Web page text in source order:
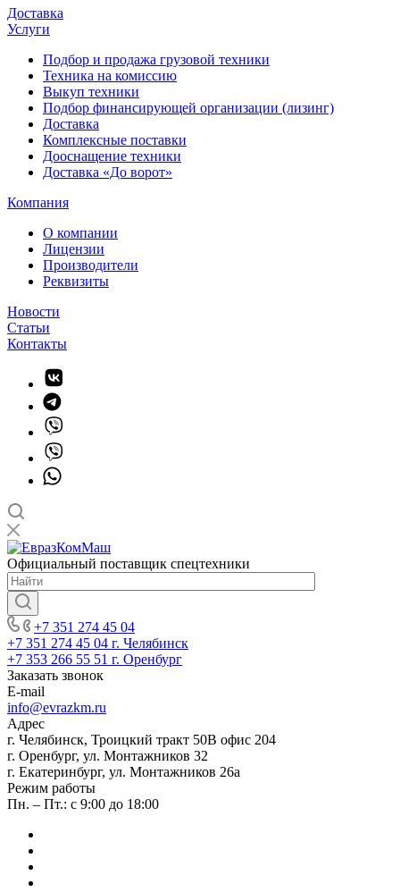
Доставка
Услуги
Подбор и продажа грузовой техники
Техника на комиссию
Выкуп техники
Подбор финансирующей организации (лизинг)
Доставка
Комплексные поставки
Дооснащение техники
Доставка «До ворот»
Компания
О компании
Лицензии
Производители
Реквизиты
Новости
Статьи
Контакты
Официальный поставщик спецтехники
+7 351 274 45 04
+7 351 274 45 04 г. Челябинск
+7 353 266 55 51 г. Оренбург
Заказать звонок
E-mail
info@evrazkm.ru
Адрес
г. Челябинск, Троицкий тракт 50В офис 204
г. Оренбург, ул. Монтажников 32
г. Екатеринбург, ул. Монтажников 26а
Режим работы
Пн. – Пт.: с 9:00 до 18:00